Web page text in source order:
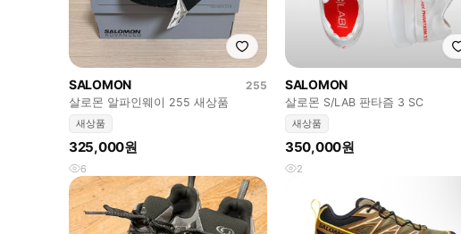
SALOMON
255
살로몬 알파인웨이 255 새상품
새상품
325,000원
6
SALOMON
살로몬 S/LAB 판타즘 3 SC
새상품
350,000원
2